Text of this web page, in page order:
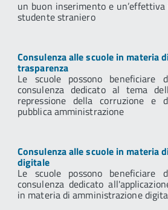
un buon inserimento e
studente straniero
Consulenza alle scuole in materia
trasparenza
Le scuole possono
consulenza dedicato al tema
repressione della corruzione e
pubblica amministrazione
Consulenza alle scuole in materia
digitale
Le scuole possono
consulenza dedicato
in materia di amministrazione